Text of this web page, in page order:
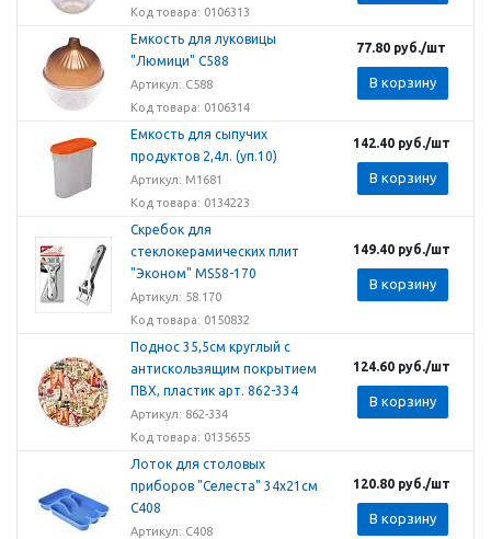
Код товара: 0106313
Емкость для луковицы
"Люмици" С588
Артикул: С588
Код товара: 0106314
77.80 руб./шт
В корзину
Емкость для сыпучих
продуктов 2,4л. (уп.10)
Артикул: М1681
Код товара: 0134223
142.40руб./шт
В корзину
Скребок для
стеклокерамических плит
"Эконом" MS58-170
Артикул: 58.170
Код товара: 0150832
149.40руб./шт
В корзину
Поднос 35,5см круглый с
антискользящим покрытием
ПВХ, пластик арт. 862-334
Артикул: 862-334
Код товара: 0135655
124.60руб./шт
В корзину
Лоток для столовых
приборов "Селеста" 34х21см
С408
Артикул: С408
120.80руб./шт
В корзину